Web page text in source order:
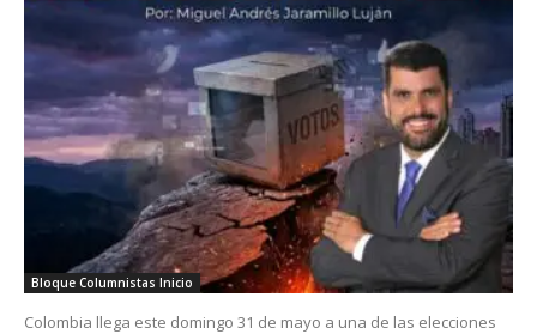
Bloque Columnistas Inicio
Colombia llega este domingo 31 de mayo a una de las elecciones